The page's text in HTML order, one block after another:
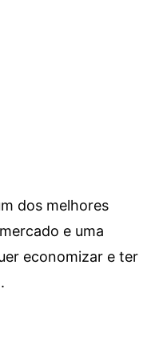
dos melhores
e uma
economizar e ter